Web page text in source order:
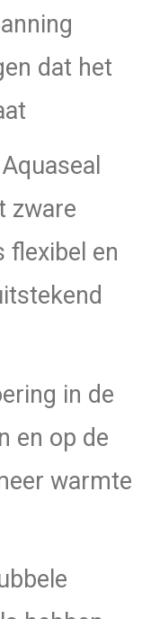
dat het
zware
flexibel en
in de
en op de
warmte